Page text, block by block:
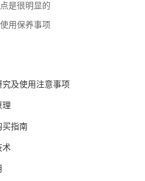
是很明显的
用保养事项
及使用注意事项
理
买指南
术